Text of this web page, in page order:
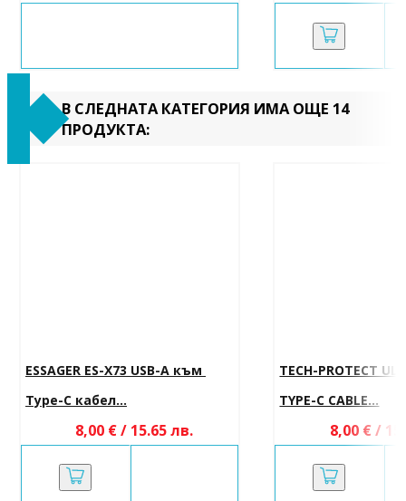
В СЛЕДНАТА КАТЕГОРИЯ ИМА ОЩЕ 14
ПРОДУКТА:
ESSAGER ES-X73 USB-A към
Type-C кабел...
8,00 € / 15.65 лв.
TECH-PROTECT
TYPE-C CABLE...
8,00 € /